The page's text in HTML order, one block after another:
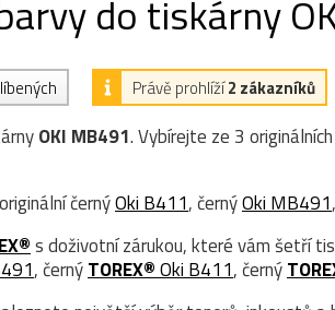
do tiskárny
Právě prohlíží2 zákazníků
OKI MB491. Vybírejte ze 3 originálních
černýOki B411, černýOki MB491
s doživotní zárukou, které vám šetří
, černýTOREX®Oki B411, černý